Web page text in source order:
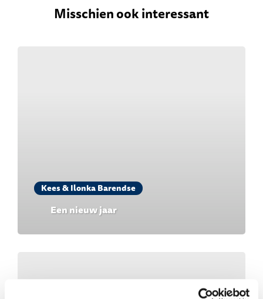
Misschien ook interessant
Kees & Ilonka Barendse
Een nieuw jaar